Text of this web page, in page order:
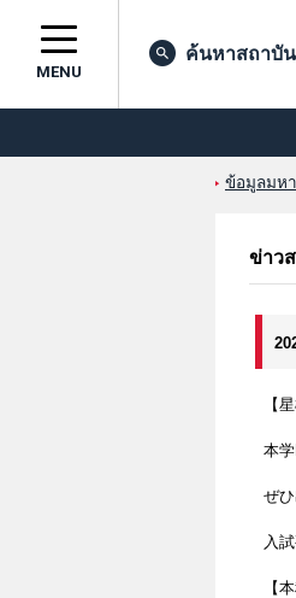
MENU
ค้นหาสถาบั
ข้อมูลมห
ข่าว
【
本
ぜ
入
【